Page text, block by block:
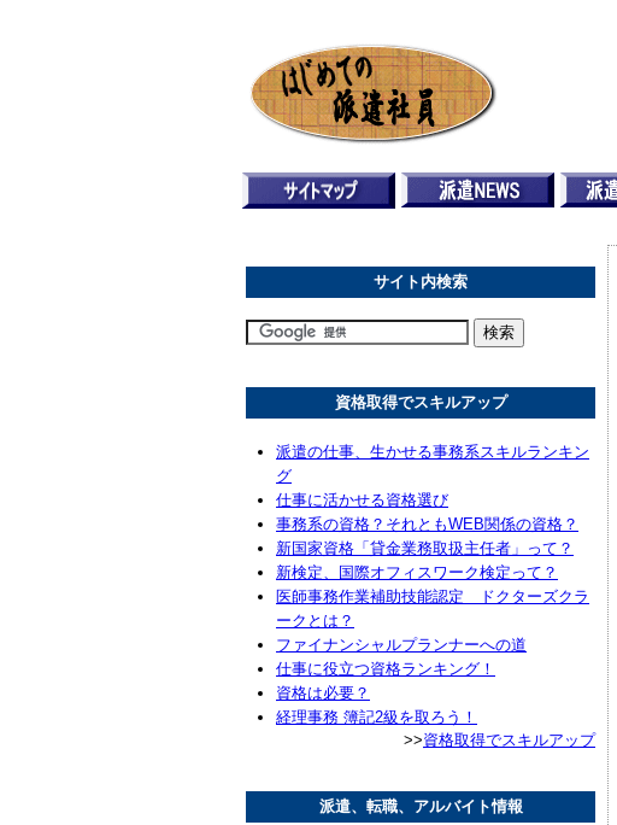
サイト内検索
資格取得でスキルアップ
派遣の仕事、生かせる事務系スキルランキン
グ
仕事に活かせる資格選び
事務系の資格？それともWEB関係の資格？
新国家資格「貸金業務取扱主任者」って？
新検定、国際オフィスワーク検定って？
医師事務作業補助技能認定 ドクターズクラ
ークとは？
ファイナンシャルプランナーへの道
仕事に役立つ資格ランキング！
資格は必要？
経理事務 簿記2級を取ろう！
>>資格取得でスキルアップ
派遣、転職、アルバイト情報